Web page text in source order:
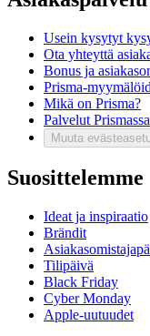
Usein kysytyt
Ota yhteyttä
Bonus ja
Prisma-
Mikä on Prisma?
Palvelut Prismassa
Muuta
Suosittelemme
Ideat ja inspiraatio
Brändit
Tilipäivä
Black Friday
Cyber Monday
Apple-uutuudet